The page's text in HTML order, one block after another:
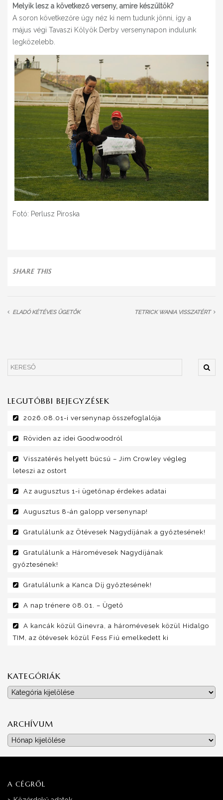
Melyik lesz a következő verseny, amire készültök?
A soron következőre úgy néz ki nem tudunk jönni, így a
május végi Tavaszi Kölyök Derby versenynapon indulunk
legközelebb.
Fotó: Perlusz Piroska
SHARE THIS
ELADÓ KÉTÉVES ÜGETŐK TETRICK WANIA VISSZATÉRT
LEGUTÓBBI BEJEGYZÉSEK
2026.08.01-i versenynap összefoglalója
Röviden az idei Goodwoodról
Visszatérés helyett búcsú – Jim Crowley végleg
leteszi az ostort
Az augusztus 1-i ügetőnap érdekes adatai
Augusztus 8-án galopp versenynap!
Gratulálunk az Ötévesek Nagydíjának a győztesének!
Gratulálunk a Háromévesek Nagydíjának
győztesének!
Gratulálunk a Kanca Díj győztesének!
A nap trénere 08.01. – Ügető
A kancák közül Ginevra, a háromévesek közül Hidalgo
TIM, az ötévesek közül Fess Fiú emelkedett ki
KATEGÓRIÁK
Kategóriák
ARCHÍVUM
Archívum
A CÉGRŐL